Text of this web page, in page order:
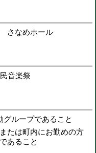
さなめホール
音楽祭
ループであること
たは町内にお勤めの方
あること